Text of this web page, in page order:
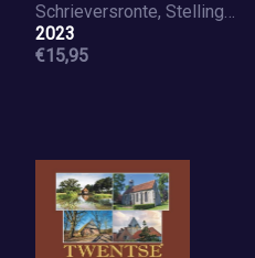
Schrieversronte, Stellingwarver
2023
€15,95